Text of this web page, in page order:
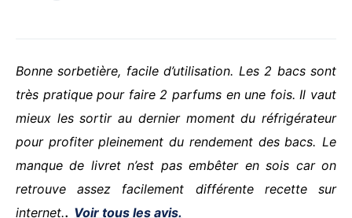
Bonne sorbetière, facile d’utilisation. Les 2 bacs sont
très pratique pour faire 2 parfums en une fois. Il vaut
mieux les sortir au dernier moment du réfrigérateur
pour profiter pleinement du rendement des bacs. Le
manque de livret n’est pas embêter en sois car on
retrouve assez facilement différente recette sur
internet.. Voir tous les avis.